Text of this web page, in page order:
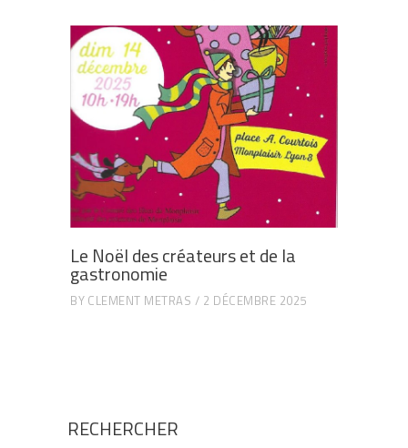
Le Noël des créateurs et de la
gastronomie
BY CLEMENT METRAS 2 DÉCEMBRE 2025
RECHERCHER